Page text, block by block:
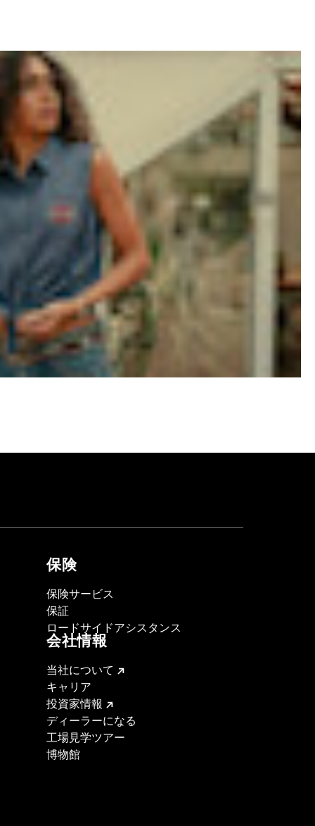
保険
保険サービス
保証
ロードサイドアシスタンス
会社情報
当社について
キャリア
投資家情報
ディーラーになる
工場見学ツアー
博物館